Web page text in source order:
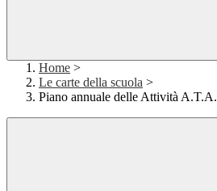
Home >
Le carte della scuola >
Piano annuale delle Attività A.T.A.